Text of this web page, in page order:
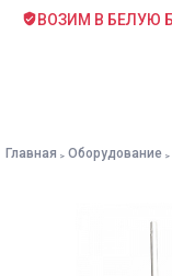
ВОЗИМ В БЕЛУЮ
Главная Оборудование